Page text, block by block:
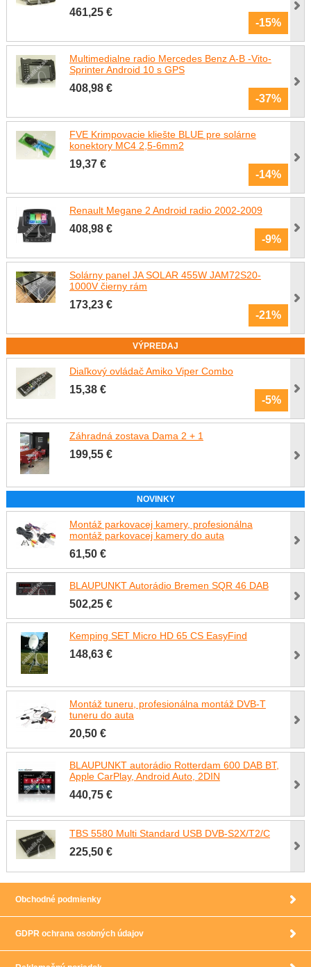
-15%
461,25 €
Multimedialne radio Mercedes Benz A-B -Vito-
Sprinter Android 10 s GPS
-37%
408,98 €
FVE Krimpovacie kliešte BLUE pre solárne
konektory MC4 2,5-6mm2
-14%
19,37 €
Renault Megane 2 Android radio 2002-2009
-9%
408,98 €
Solárny panel JA SOLAR 455W JAM72S20-
1000V čierny rám
-21%
173,23 €
VÝPREDAJ
Diaľkový ovládač Amiko Viper Combo
-5%
15,38 €
Záhradná zostava Dama 2 + 1
199,55 €
NOVINKY
Montáž parkovacej kamery, profesionálna
montáž parkovacej kamery do auta
61,50 €
BLAUPUNKT Autorádio Bremen SQR 46 DAB
502,25 €
Kemping SET Micro HD 65 CS EasyFind
148,63 €
Montáž tuneru, profesionálna montáž DVB-T
tuneru do auta
20,50 €
BLAUPUNKT autorádio Rotterdam 600 DAB BT,
Apple CarPlay, Android Auto, 2DIN
440,75 €
TBS 5580 Multi Standard USB DVB-S2X/T2/C
225,50 €
Obchodné podmienky
GDPR ochrana osobných údajov